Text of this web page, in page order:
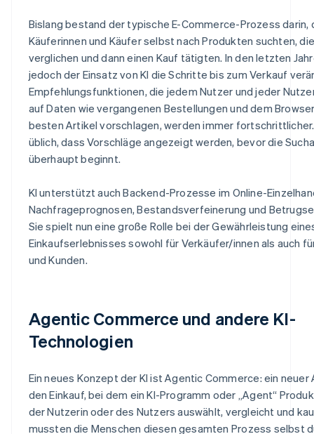
Bislang bestand der typische E-Commerce-Prozess darin,
Käuferinnen und Käufer selbst nach Produkten suchten,
verglichen und dann einen Kauf tätigten. In den letzten
jedoch der Einsatz von KI die Schritte bis zum Verkauf
Empfehlungsfunktionen, die jedem Nutzer und jeder
auf Daten wie vergangenen Bestellungen und dem
besten Artikel vorschlagen, werden immer
üblich, dass Vorschläge angezeigt werden, bevor die
überhaupt beginnt.
KI unterstützt auch Backend-Prozesse im Online-
Nachfrageprognosen, Bestandsverfeinerung und
Sie spielt nun eine große Rolle bei der Gewährleistung
Einkaufserlebnisses sowohl für Verkäufer/innen als auch
und Kunden.
Agentic Commerce und andere KI-
Technologien
Ein neues Konzept der KI ist Agentic Commerce: ein neuer
den Einkauf, bei dem ein KI-Programm oder „Agent“
der Nutzerin oder des Nutzers auswählt, vergleicht und
mussten die Menschen diesen gesamten Prozess selbst